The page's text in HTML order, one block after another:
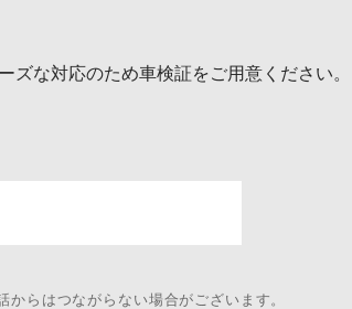
な対応のため車検証をご用意ください。
らはつながらない場合がございます。